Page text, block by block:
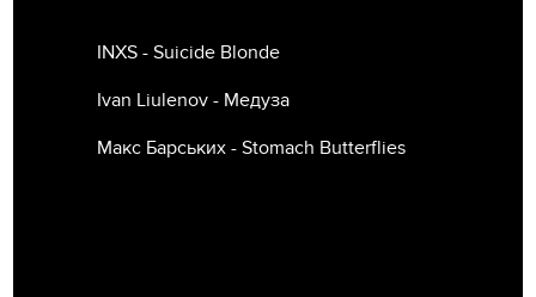
INXS - Suicide Blonde
Ivan Liulenov - Медуза
Макс Барських - Stomach Butterflies